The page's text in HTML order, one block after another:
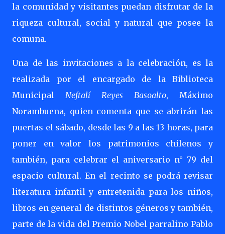
la comunidad y visitantes puedan disfrutar de la
riqueza cultural, social y natural que posee la
comuna.
Una de las invitaciones a la celebración, es la
realizada por el encargado de la Biblioteca
Municipal Neftalí Reyes Basoalto, Máximo
Norambuena, quien comenta que se abrirán las
puertas el sábado, desde las 9 a las 13 horas, para
poner en valor los patrimonios chilenos y
también, para celebrar el aniversario n° 79 del
espacio cultural. En el recinto se podrá revisar
literatura infantil y entretenida para los niños,
libros en general de distintos géneros y también,
parte de la vida del Premio Nobel parralino Pablo